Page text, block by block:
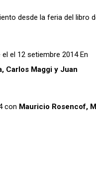
desde la feria del libro
el 12 setiembre 2014 En
Carlos Maggi y Juan
con Mauricio Rosencof,